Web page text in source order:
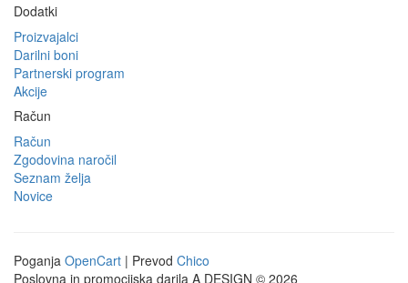
Dodatki
Proizvajalci
Darilni boni
Partnerski program
Akcije
Račun
Račun
Zgodovina naročil
Seznam želja
Novice
Poganja OpenCart | Prevod Chico
Poslovna in promocijska darila A DESIGN © 2026